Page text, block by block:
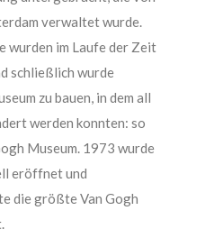
verwaltet wurde.
wurden im Laufe der Zeit
schließlich wurde
zu bauen, in dem all
werden konnten: so
Museum. 1973 wurde
eröffnet und
die größte Van Gogh